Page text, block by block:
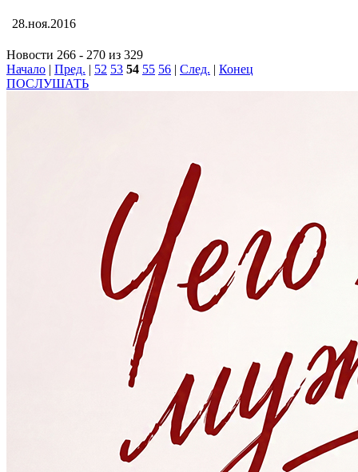
28.ноя.2016
Новости 266 - 270 из 329
Начало | Пред. | 52 53 54 55 56 | След. | Конец
ПОСЛУШАТЬ